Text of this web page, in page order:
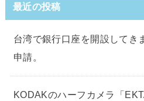
最近の投稿
台湾で銀行口座を開設してき
申請。
KODAKのハーフカメラ「